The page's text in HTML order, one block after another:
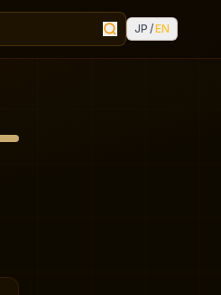
JP /EN